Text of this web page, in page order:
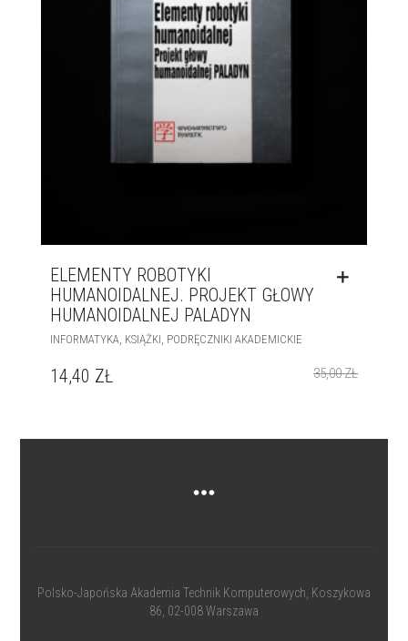
ELEMENTY ROBOTYKI
HUMANOIDALNEJ. PROJEKT GŁOWY
HUMANOIDALNEJ PALADYN
INFORMATYKA, KSIĄŻKI, PODRĘCZNIKI AKADEMICKIE
35,00ZŁ
14,40 ZŁ
Polsko-Japońska Akademia Technik Komputerowych, Koszykowa
86, 02-008 Warszawa